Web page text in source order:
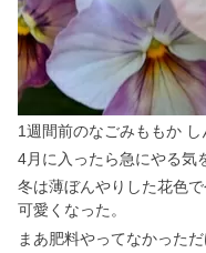
1週間前のなごみももか し
4月に入ったら急にやる気
冬は薄ぼんやりした花色
可愛くなった。
まあ肥料やってなかった